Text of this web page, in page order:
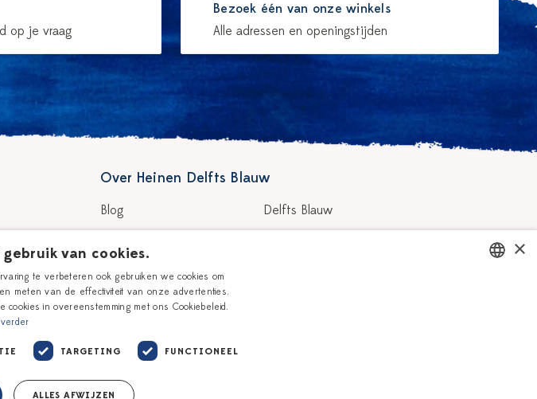
op je vraag
Bezoek één van onze winkels
Alle adressen en openingstijden
Over Heinen Delfts Blauw
Blog
Onze plateelschilders
Winkels
Delfts Blauw
×
van cookies.
te verbeteren ook gebruiken we cookies om
meten van de effectiviteit van onze advertenties.
in overeenstemming met ons Cookiebeleid.
TARGETING FUNCTIONEEL
ALLES AFWIJZEN